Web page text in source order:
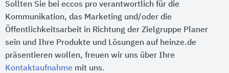
Sollten Sie bei eccos pro verantwortlich für die
Kommunikation, das Marketing und/oder die
Öffentlichkeitsarbeit in Richtung der Zielgruppe Planer
sein und Ihre Produkte und Lösungen auf heinze.de
präsentieren wollen, freuen wir uns über Ihre
Kontaktaufnahme mit uns.